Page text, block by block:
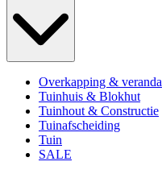
Overkapping & veranda
Tuinhuis & Blokhut
Tuinhout & Constructie
Tuinafscheiding
Tuin
SALE